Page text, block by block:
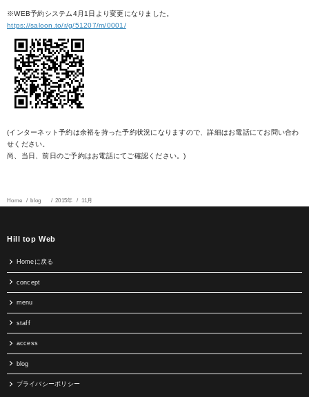
※WEB予約システム4月1日より変更になりました。
https://saloon.to/r/g/51207/m/0001/
(インターネット予約は余裕を持った予約状況になりますので、詳細はお電話にてお問い合わ
せください。
尚、当日、前日のご予約はお電話にてご確認ください。)
Home blog 2015年 11月
Hill top Web
Homeに戻る
concept
menu
staff
access
blog
プライバシーポリシー